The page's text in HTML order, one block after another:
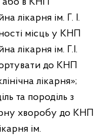
лікарня ім. Г. І.
місць у КНП
лікарня ім. Г.І.
до КНП
лікарня»;
та породіль з
хворобу до КНП
ім.